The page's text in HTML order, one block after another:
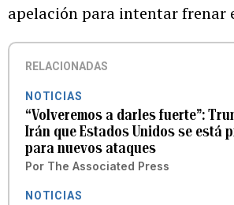
apelación para intentar frenar
RELACIONADAS
NOTICIAS
“Volveremos a darles fuerte”:
Irán que Estados Unidos se está
para nuevos ataques
Por The Associated Press
NOTICIAS